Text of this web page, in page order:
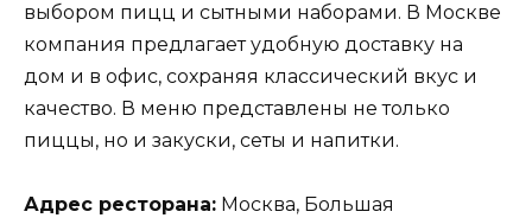
выбором пицц и сытными наборами. В Москве
компания предлагает удобную доставку на
дом и в офис, сохраняя классический вкус и
качество. В меню представлены не только
пиццы, но и закуски, сеты и напитки.
Адрес ресторана: Москва, Большая